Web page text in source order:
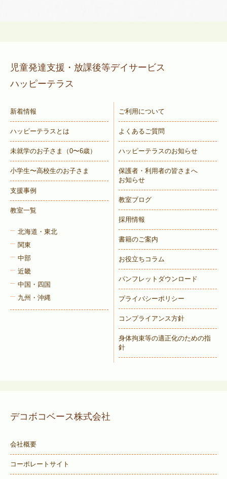
児童発達支援・放課後等デイサービス
ハッピーテラス
新着情報
ハッピーテラスとは
未就学のお子さま （0〜6歳）
小学生〜高校生のお子さま
支援事例
教室一覧
北海道・東北
関東
中部
近畿
中国・四国
九州・沖縄
ご利用について
よくあるご質問
ハッピーテラスのお知らせ
保護者・利用者の皆さまへ
お知らせ
教室ブログ
採用情報
書籍のご案内
お役立ちコラム
パンフレットダウンロード
プライバシーポリシー
コンプライアンス方針
身体拘束等の適正化のための指
針
デコボコベース株式会社
会社概要
コーポレートサイト